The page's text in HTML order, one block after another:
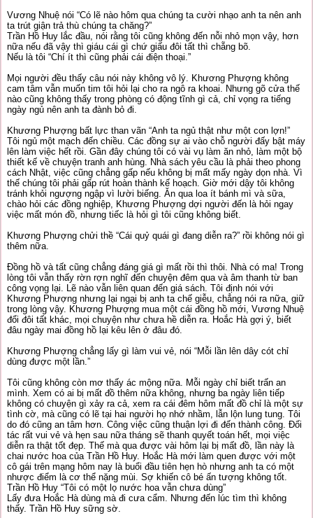
Vương Nhuệ nói “Có lẽ nào hôm qua chúng ta cười nhạo anh ta nên anh
ta trút giận trả thù chúng ta chăng?”
Trần Hồ Huy lắc đầu, nói rằng tôi cũng không đến nỗi nhỏ mọn vậy, hơn
nữa nếu đã vậy thì giáu cái gì chứ giấu đôi tất thì chẵng bõ.
Nếu là tôi “Chí ít thì cũng phải cái điện thoại.”
Mọi người đều thấy câu nói này không vô lý. Khương Phượng không
cam tâm vẫn muốn tim tôi hỏi lại cho ra ngô ra khoai. Nhưng gõ cửa thế
nào cũng không thấy trong phòng có động tĩnh gì cả, chỉ vọng ra tiếng
ngày ngủ nên anh ta đành bỏ đi.
Khương Phượng bất lực than vãn “Anh ta ngủ thật như một con lợn!”
Tôi ngủ một mạch đến chiều. Các đồng sự ai vào chỗ người đấy bật máy
lên làm việc hết rồi. Gần đây chúng tôi có vài vụ làm ăn nhỏ, làm một bộ
thiết kế về chuyện tranh anh hùng. Nhà sách yêu cầu là phải theo phong
cách Nhật, việc cũng chẳng gấp nếu không bị mất mấy ngày dọn nhà. Vì
thế chúng tôi phải gấp rút hoàn thành kế hoạch. Giờ mới dậy tôi không
tránh khỏi ngượng ngập vì lười biếng. Ăn qua loa ít bánh mì và sữa,
chào hỏi các đồng nghiệp, Khương Phượng dợi người đến là hỏi ngay
việc mất món đồ, nhưng tiếc là hỏi gì tôi cũng không biết.
Khương Phượng chửi thề “Cái quỷ quái gì đang diễn ra?” rồi không nói gì
thêm nữa.
Đồng hồ và tất cũng chẳng đáng giá gì mất rồi thì thôi. Nhà có ma! Trong
lòng tôi vẫn thấy rờn rợn nghĩ đến chuyện đêm qua và âm thanh từ ban
công vọng lại. Lẽ nào vẫn liên quan đến giá sách. Tôi định nói với
Khương Phượng nhưng lại ngại bị anh ta chế giễu, chẳng nói ra nữa, giữ
trong lòng vậy. Khương Phượng mua một cái đồng hồ mới, Vương Nhuệ
đổi đôi tất khác, mọi chuyện như chưa hề diễn ra. Hoắc Hà gợi ý, biết
đâu ngày mai đồng hồ lại kêu lên ở đâu đó.
Khương Phượng chẳng lấy gì làm vui vẻ, nói “Mỗi lần lên dây cót chỉ
dùng được một lần.”
Tôi cũng không còn mơ thấy ác mộng nữa. Mỗi ngày chỉ biết trấn an
mình. Xem có ai bị mất đồ thêm nữa không, nhưng ba ngày liên tiếp
không có chuyện gì xảy ra cả, xem ra cái đêm hôm mất đồ chỉ là một sự
tình cờ, mà cũng có lẽ tại hai người họ nhớ nhầm, lẫn lộn lung tung. Tôi
do đó cũng an tâm hơn. Công việc cũng thuận lợi đi đến thành công. Đối
tác rất vui vẻ và hẹn sau nữa tháng sẽ thanh quyết toán hết, mọi việc
diễn ra thật tốt đẹp. Thế mà qua được vài hôm lại bị mất đồ, lần này là
chai nước hoa của Trần Hồ Huy. Hoắc Hà mới làm quen được với một
cô gái trên mạng hôm nay là buổi đầu tiên hẹn hò nhưng anh ta có một
nhược điểm là cơ thể nặng mùi. Sợ khiến cô bé ấn tượng không tốt.
Trần Hồ Huy “Tôi có một lọ nước hoa vẫn chưa dùng”
Lấy đưa Hoắc Hà dùng mà đi cưa cẩm. Nhưng đến lúc tìm thì không
thấy. Trần Hồ Huy sững sờ.